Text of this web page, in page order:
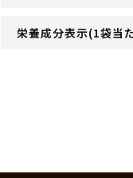
栄養成分表示(1袋当